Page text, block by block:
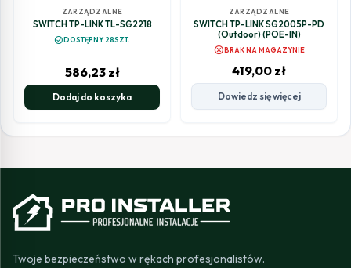
ZARZĄDZALNE
SWITCH TP-LINK TL-SG2218
check_circleDOSTĘPNY 28SZT.
586,23 zł
Dodaj do koszyka
ZARZĄDZALNE
SWITCH TP-LINK SG2005P-PD
(Outdoor) (POE-IN)
cancelBRAK NA MAGAZYNIE
419,00 zł
Dowiedz się więcej
Twoje bezpieczeństwo w rękach profesjonalistów.